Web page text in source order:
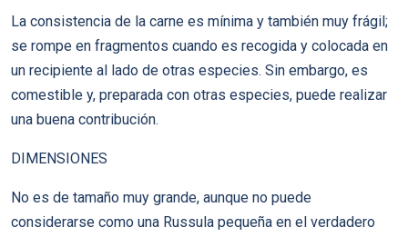
La consistencia de la carne es mínima y también muy frágil;
se rompe en fragmentos cuando es recogida y colocada en
un recipiente al lado de otras especies. Sin embargo, es
comestible y, preparada con otras especies, puede realizar
una buena contribución.
DIMENSIONES
No es de tamaño muy grande, aunque no puede
considerarse como una Russula pequeña en el verdadero